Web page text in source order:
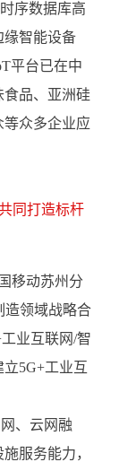
序数据库高
缘智能设备
平台已在中
食品、亚洲硅
众多企业应
同打造标杆
移动苏州分
造领域战略合
业互联网/智
5G+工业互
、云网融
服务能力，